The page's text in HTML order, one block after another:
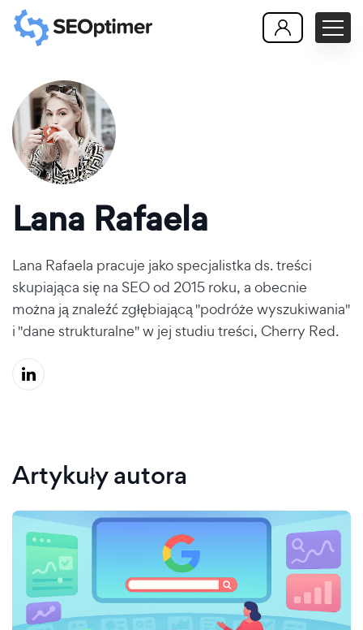
Lana Rafaela
Lana Rafaela pracuje jako specjalistka ds. treści
skupiająca się na SEO od 2015 roku, a obecnie
można ją znaleźć zgłębiającą "podróże wyszukiwania"
i "dane strukturalne" w jej studiu treści, Cherry Red.
Artykuły autora